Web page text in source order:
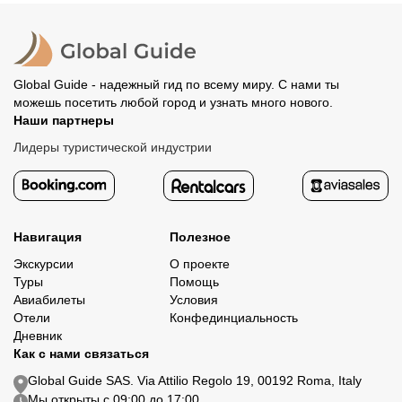
организатору напрямую не требуется.
Global Guide - надежный гид по всему миру. С нами ты
можешь посетить любой город и узнать много нового.
Наши партнеры
Лидеры туристической индустрии
Навигация
Экскурсии
Туры
Авиабилеты
Отели
Дневник
Полезное
О проекте
Помощь
Условия
Конфединциальность
Как с нами связаться
Global Guide SAS. Via Attilio Regolo 19, 00192 Roma, Italy